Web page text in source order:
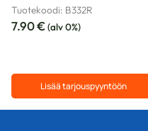
Tuotekoodi: B332R
7.90€(alv 0%)
Lisää tarjouspyyntöön